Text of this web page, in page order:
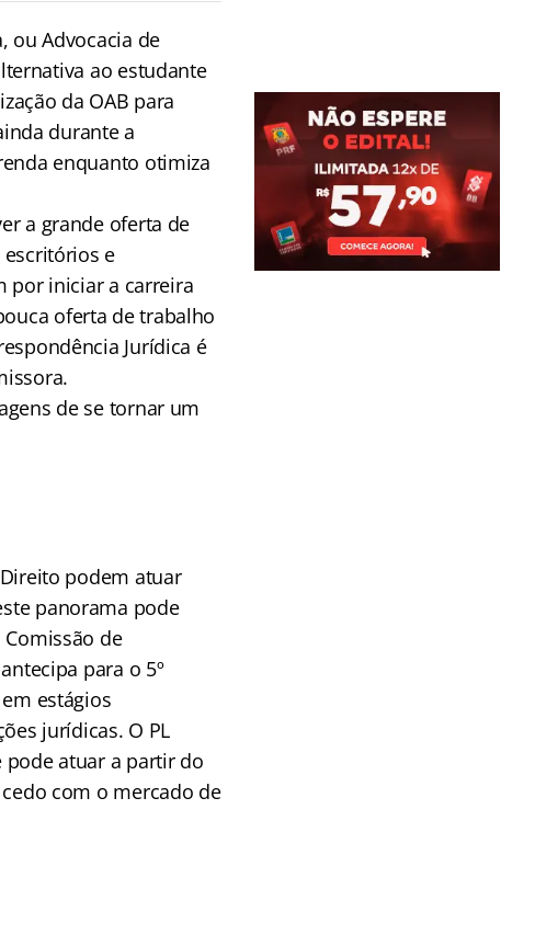
ou Advocacia de
ao estudante
da OAB para
durante a
enquanto otimiza
a grande oferta de
e
por iniciar a carreira
oferta de trabalho
Jurídica é
de se tornar um
podem atuar
panorama pode
de
para o 5º
estágios
jurídicas. O PL
atuar a partir do
com o mercado de